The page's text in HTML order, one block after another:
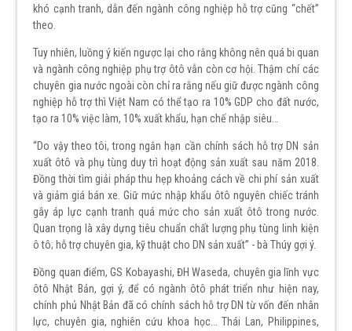
khó cạnh tranh, dẫn đến ngành công nghiệp hỗ trợ cũng “chết”
theo.
Tuy nhiên, luồng ý kiến ngược lại cho rằng không nên quá bi quan
và ngành công nghiệp phụ trợ ôtô vẫn còn cơ hội. Thậm chí các
chuyên gia nước ngoài còn chỉ ra rằng nếu giữ được ngành công
nghiệp hỗ trợ thì Việt Nam có thể tạo ra 10% GDP cho đất nước,
tạo ra 10% việc làm, 10% xuất khẩu, hạn chế nhập siêu…
“Do vậy theo tôi, trong ngắn hạn cần chính sách hỗ trợ DN sản
xuất ôtô và phụ tùng duy trì hoạt động sản xuất sau năm 2018.
Đồng thời tìm giải pháp thu hẹp khoảng cách về chi phí sản xuất
và giảm giá bán xe. Giữ mức nhập khẩu ôtô nguyên chiếc tránh
gây áp lực cạnh tranh quá mức cho sản xuất ôtô trong nước.
Quan trọng là xây dựng tiêu chuẩn chất lượng phụ tùng linh kiện
ô tô; hỗ trợ chuyên gia, kỹ thuật cho DN sản xuất” - bà Thúy gợi ý.
Đồng quan điểm, GS Kobayashi, ĐH Waseda, chuyên gia lĩnh vực
ôtô Nhật Bản, gợi ý, để có ngành ôtô phát triển như hiện nay,
chính phủ Nhật Bản đã có chính sách hỗ trợ DN từ vốn đến nhân
lực, chuyên gia, nghiên cứu khoa học... Thái Lan, Philippines,